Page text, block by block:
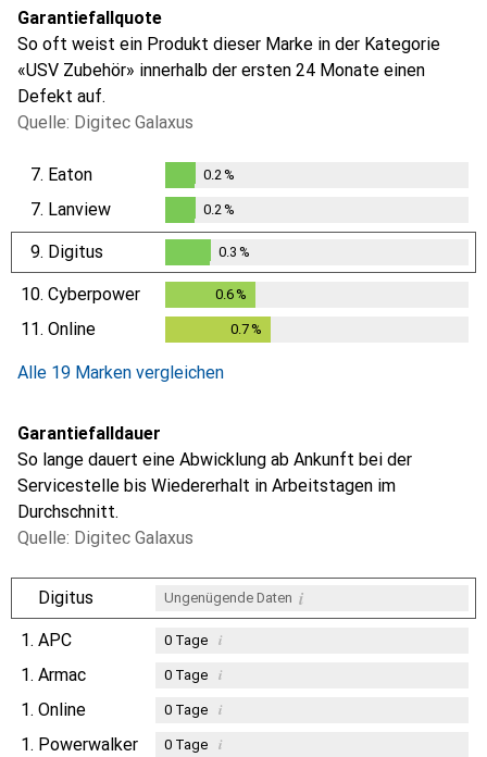
Garantiefallquote
So oft weist ein Produkt dieser Marke in der Kategorie
«USV Zubehör» innerhalb der ersten 24 Monate einen
Defekt auf.
Quelle: Digitec Galaxus
7. Eaton
0.2%
0.2%
7. Lanview
0.2%
0.2%
9. Digitus
0.3%
0.3 %
10. Cyberpower 0.6 %
11. Online 0.7 %
Alle 19 Marken vergleichen
Garantiefalldauer
So lange dauert eine Abwicklung ab Ankunft bei der
Servicestelle bis Wiedererhalt in Arbeitstagen im
Durchschnitt.
Quelle: Digitec Galaxus
Digitus Ungenügende Daten i
1. APC 0Tage i
1. Armac 0Tage i
1. Online 0Tage i
1. Powerwalker 0Tage i